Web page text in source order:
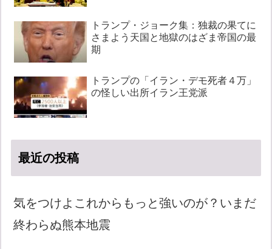
トランプ・ジョーク集：独裁の果てに
さまよう天国と地獄のはざま帝国の最
期
トランプの「イラン・デモ死者４万」
の怪しい出所イラン王党派
最近の投稿
気をつけよこれからもっと強いのが？いまだ
終わらぬ熊本地震